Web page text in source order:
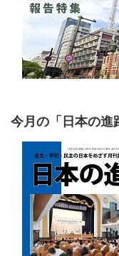
今月の「日本の進